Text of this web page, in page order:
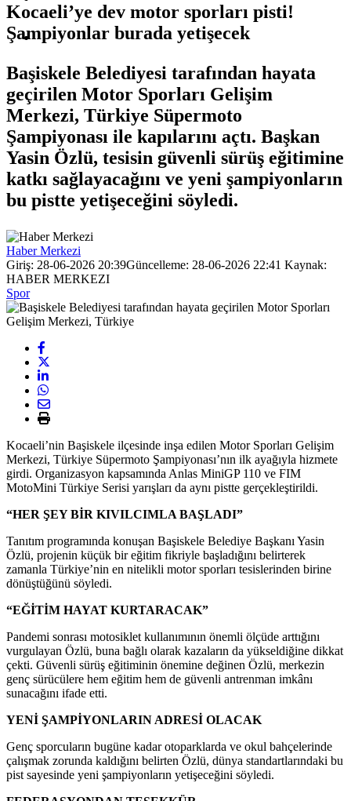
SAĞLIK
Kocaeli’ye dev motor sporları pisti!
Şampiyonlar burada yetişecek
Başiskele Belediyesi tarafından hayata
geçirilen Motor Sporları Gelişim
Merkezi, Türkiye Süpermoto
Şampiyonası ile kapılarını açtı. Başkan
Yasin Özlü, tesisin güvenli sürüş eğitimine
katkı sağlayacağını ve yeni şampiyonların
bu pistte yetişeceğini söyledi.
Haber Merkezi
Giriş: 28-06-2026 20:39Güncelleme: 28-06-2026 22:41 Kaynak:
HABER MERKEZI
Spor
Kocaeli’nin Başiskele ilçesinde inşa edilen Motor Sporları Gelişim
Merkezi, Türkiye Süpermoto Şampiyonası’nın ilk ayağıyla hizmete
girdi. Organizasyon kapsamında Anlas MiniGP 110 ve FIM
MotoMini Türkiye Serisi yarışları da aynı pistte gerçekleştirildi.
“HER ŞEY BİR KIVILCIMLA BAŞLADI”
Tanıtım programında konuşan Başiskele Belediye Başkanı Yasin
Özlü, projenin küçük bir eğitim fikriyle başladığını belirterek
zamanla Türkiye’nin en nitelikli motor sporları tesislerinden birine
dönüştüğünü söyledi.
“EĞİTİM HAYAT KURTARACAK”
Pandemi sonrası motosiklet kullanımının önemli ölçüde arttığını
vurgulayan Özlü, buna bağlı olarak kazaların da yükseldiğine dikkat
çekti. Güvenli sürüş eğitiminin önemine değinen Özlü, merkezin
genç sürücülere hem eğitim hem de güvenli antrenman imkânı
sunacağını ifade etti.
YENİ ŞAMPİYONLARIN ADRESİ OLACAK
Genç sporcuların bugüne kadar otoparklarda ve okul bahçelerinde
çalışmak zorunda kaldığını belirten Özlü, dünya standartlarındaki bu
pist sayesinde yeni şampiyonların yetişeceğini söyledi.